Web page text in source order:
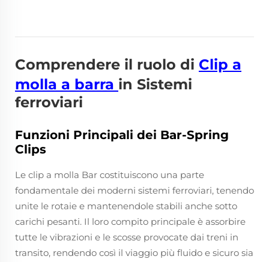
Comprendere il ruolo di Clip a
molla a barra in Sistemi
ferroviari
Funzioni Principali dei Bar-Spring
Clips
Le clip a molla Bar costituiscono una parte
fondamentale dei moderni sistemi ferroviari, tenendo
unite le rotaie e mantenendole stabili anche sotto
carichi pesanti. Il loro compito principale è assorbire
tutte le vibrazioni e le scosse provocate dai treni in
transito, rendendo così il viaggio più fluido e sicuro sia